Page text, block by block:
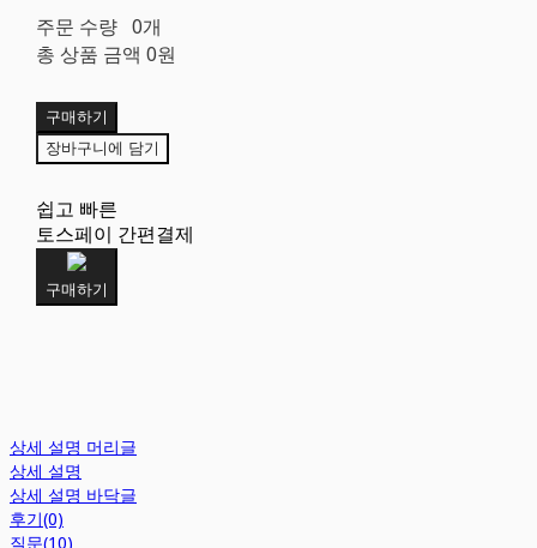
주문 수량 0개
총 상품 금액 0원
구매하기
장바구니에 담기
쉽고 빠른
토스페이 간편결제
구매하기
상세 설명 머리글
상세 설명
상세 설명 바닥글
후기(0)
질문(10)